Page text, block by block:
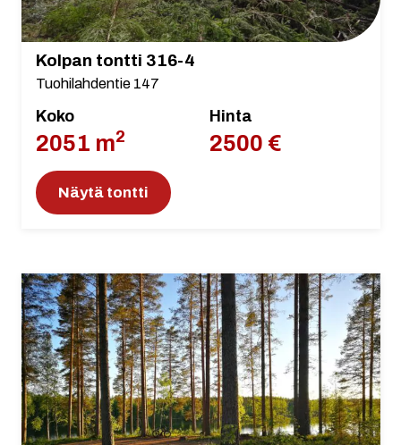
Kolpan tontti 316-4
Tuohilahdentie 147
Koko
2051 m2
Hinta
2500 €
Näytä tontti